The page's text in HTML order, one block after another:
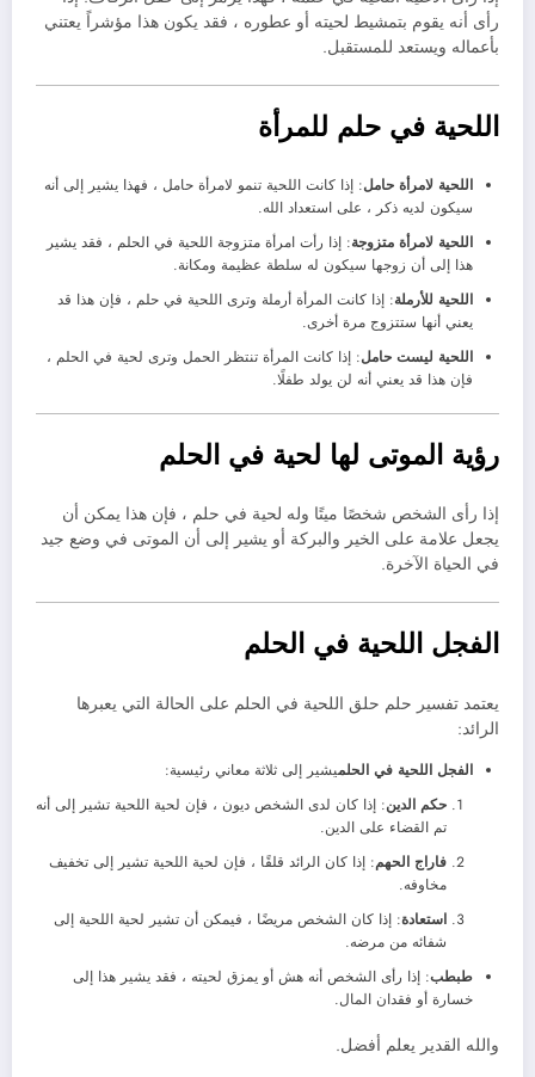
رأى أنه يقوم بتمشيط لحيته أو عطوره ، فقد يكون هذا مؤشراً يعتني
بأعماله ويستعد للمستقبل.
اللحية في حلم للمرأة
اللحية لامرأة حامل: إذا كانت اللحية تنمو لامرأة حامل ، فهذا يشير إلى أنه
سيكون لديه ذكر ، على استعداد الله.
اللحية لامرأة متزوجة: إذا رأت امرأة متزوجة اللحية في الحلم ، فقد يشير
هذا إلى أن زوجها سيكون له سلطة عظيمة ومكانة.
اللحية للأرملة: إذا كانت المرأة أرملة وترى اللحية في حلم ، فإن هذا قد
يعني أنها ستتزوج مرة أخرى.
اللحية ليست حامل: إذا كانت المرأة تنتظر الحمل وترى لحية في الحلم ،
فإن هذا قد يعني أنه لن يولد طفلًا.
رؤية الموتى لها لحية في الحلم
إذا رأى الشخص شخصًا ميتًا وله لحية في حلم ، فإن هذا يمكن أن
يجعل علامة على الخير والبركة أو يشير إلى أن الموتى في وضع جيد
في الحياة الآخرة.
الفجل اللحية في الحلم
يعتمد تفسير حلم حلق اللحية في الحلم على الحالة التي يعبرها
الرائد:
الفجل اللحية في الحلميشير إلى ثلاثة معاني رئيسية:
حكم الدين: إذا كان لدى الشخص ديون ، فإن لحية اللحية تشير إلى أنه
تم القضاء على الدين.
فاراج الحهم: إذا كان الرائد قلقًا ، فإن لحية اللحية تشير إلى تخفيف
مخاوفه.
استعادة: إذا كان الشخص مريضًا ، فيمكن أن تشير لحية اللحية إلى
شفائه من مرضه.
طبطب: إذا رأى الشخص أنه هش أو يمزق لحيته ، فقد يشير هذا إلى
خسارة أو فقدان المال.
والله القدير يعلم أفضل.